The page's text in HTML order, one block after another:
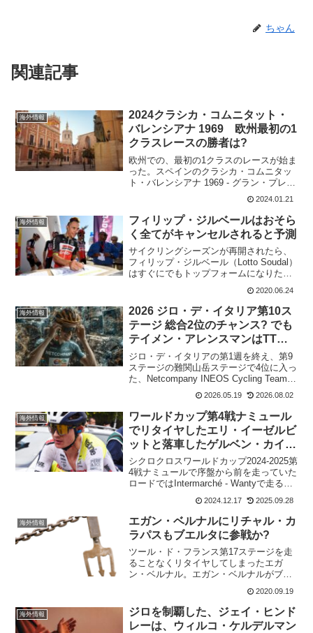
ちゃん
関連記事
海外情報
2024クラシカ・コムニタット・
バレンシアナ 1969 欧州最初の1
クラスレースの勝者は?
欧州での、最初の1クラスのレースが始ま
った。スペインのクラシカ・コムニタッ
ト・バレンシアナ 1969 - グラン・プレ
ミ・ヴァレンシア。Clàssica Comunitat
Valenciana 1969 - Gran Premi Valè...
2024.01.21
海外情報
フィリップ・ジルベールはおそら
く全てがキャンセルされると予測
サイクリングシーズンが再開されたら、
フィリップ・ジルベール（Lotto Soudal）
はすぐにでもトップフォームになりたい
と考えている。最初のゴールのミラノ・
サンレモに向けてすでにレースをしてい
ることが重要になる。とモニュメントハ
ンターは語...
2020.06.24
海外情報
2026 ジロ・デ・イタリア第10ス
テージ 総合2位のチャンス? でも
テイメン・アレンスマンはTTを
楽しみでないという理由とは?
ジロ・デ・イタリアの第1週を終え、第9
ステージの難関山岳ステージで4位に入っ
た、Netcompany INEOS Cycling Teamの
テイメン・アレンスマン。一つ順位を上
げて総合6位に浮上し、いよいよ彼の得意
分野である個人タイムトライ...
2026.05.19 2026.08.02
海外情報
ワールドカップ第4戦ナミュール
でリタイヤしたエリ・イーゼルビ
ットと落車したゲルベン・カイパ
ースの様子
シクロクロスワールドカップ2024-2025第
4戦ナミュールで序盤から前を走っていた
ロードではIntermarché - Wantyで走るゲ
は撮影されていないけれど、座っている
様子はカメラで写されていた。...
2024.12.17 2025.09.28
海外情報
エガン・ベルナルにリチャル・カ
ラパスもブエルタに参戦か?
ツール・ド・フランス第17ステージを走
ることなくリタイヤしてしまったエガ
ン・ベルナル。エガン・ベルナルがブエ
ルタに出場するというのは、前から言わ
れていたこと。だが、ここにきて第18ス
テージで山岳賞を獲得したリチャル・カ
ラパスもブエルタに出場...
2020.09.19
海外情報
ジロを制覇した、ジェイ・ヒンド
レーは、ウィルコ・ケルデルマン